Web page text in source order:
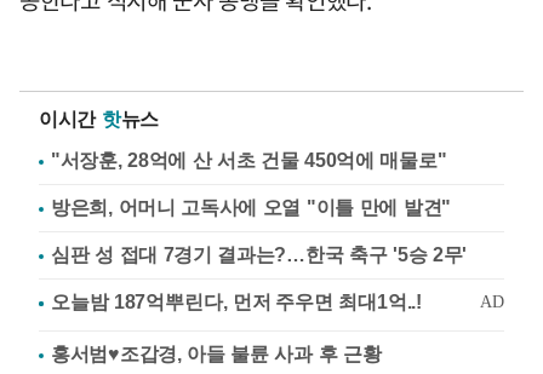
이시간 핫뉴스
"서장훈, 28억에 산 서초 건물 450억에 매물로"
방은희, 어머니 고독사에 오열 "이틀 만에 발견"
심판 성 접대 7경기 결과는?…한국 축구 '5승 2무'
홍서범♥조갑경, 아들 불륜 사과 후 근황